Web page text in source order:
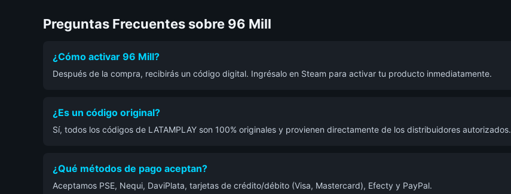
Preguntas Frecuentes sobre 96 Mill
¿Cómo activar 96 Mill?
Después de la compra, recibirás un código digital. Ingrésalo en Steam para activar tu producto inmediatamente.
¿Es un código original?
Sí, todos los códigos de LATAMPLAY son 100% originales y provienen directamente de los distribuidores autorizados.
¿Qué métodos de pago aceptan?
Aceptamos PSE, Nequi, DaviPlata, tarjetas de crédito/débito (Visa, Mastercard), Efecty y PayPal.